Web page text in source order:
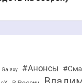
Galaxy #Анонсы